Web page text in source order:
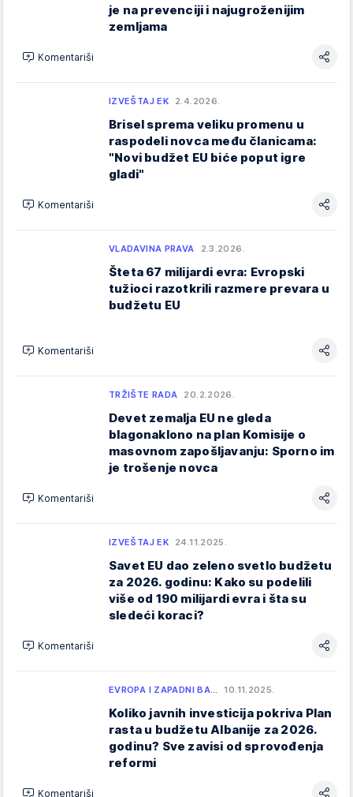
je na prevenciji i najugroženijim
zemljama
Komentariši
IZVEŠTAJ EK 2.4.2026.
Brisel sprema veliku promenu u
raspodeli novca među članicama:
"Novi budžet EU biće poput igre
gladi"
Komentariši
VLADAVINA PRAVA 2.3.2026.
Šteta 67 milijardi evra: Evropski
tužioci razotkrili razmere prevara u
budžetu EU
Komentariši
TRŽIŠTE RADA 20.2.2026.
Devet zemalja EU ne gleda
blagonaklono na plan Komisije o
masovnom zapošljavanju: Sporno im
je trošenje novca
Komentariši
IZVEŠTAJ EK 24.11.2025.
Savet EU dao zeleno svetlo budžetu
za 2026. godinu: Kako su podelili
više od 190 milijardi evra i šta su
sledeći koraci?
Komentariši
EVROPA I ZAPADNI BA… 10.11.2025.
Koliko javnih investicija pokriva Plan
rasta u budžetu Albanije za 2026.
godinu? Sve zavisi od sprovođenja
reformi
Komentariši